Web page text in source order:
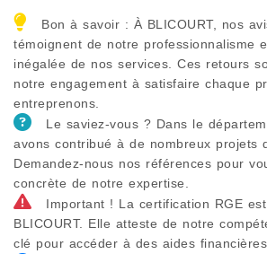
Bon à savoir : À BLICOURT, nos
témoignent de notre professionnalisme
inégalée de nos services. Ces retours
notre engagement à satisfaire chaque
entreprenons.
Le saviez-vous ? Dans le
avons contribué à de nombreux projets
Demandez-nous nos références pour
concrète de notre expertise.
Important ! La certification RGE
BLICOURT. Elle atteste de notre
clé pour accéder à des aides financières